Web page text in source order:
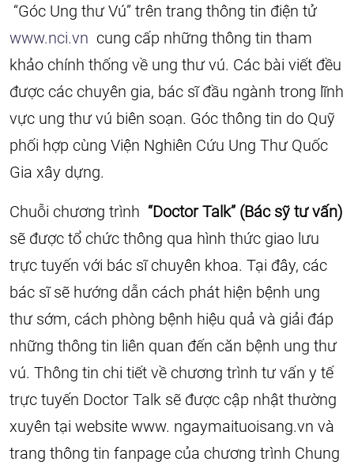
“Góc Ung thư Vú” trên trang thông tin điện tử
www.nci.vn cung cấp những thông tin tham
khảo chính thống về ung thư vú. Các bài viết đều
được các chuyên gia, bác sĩ đầu ngành trong lĩnh
vực ung thư vú biên soạn. Góc thông tin do Quỹ
phối hợp cùng Viện Nghiên Cứu Ung Thư Quốc
Gia xây dựng.
Chuỗi chương trình “Doctor Talk” (Bác sỹ tư vấn)
sẽ được tổ chức thông qua hình thức giao lưu
trực tuyến với bác sĩ chuyên khoa. Tại đây, các
bác sĩ sẽ hướng dẫn cách phát hiện bệnh ung
thư sớm, cách phòng bệnh hiệu quả và giải đáp
những thông tin liên quan đến căn bệnh ung thư
vú. Thông tin chi tiết về chương trình tư vấn y tế
trực tuyến Doctor Talk sẽ được cập nhật thường
xuyên tại website www. ngaymaituoisang.vn và
trang thông tin fanpage của chương trình Chung